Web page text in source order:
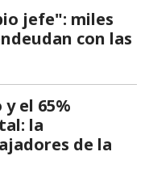
jefe": miles
con las
el 65%
la
de la